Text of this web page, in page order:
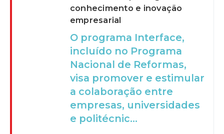
conhecimento e inovação
empresarial
O programa Interface,
incluído no Programa
Nacional de Reformas,
visa promover e estimular
a colaboração entre
empresas, universidades
e politécnic...